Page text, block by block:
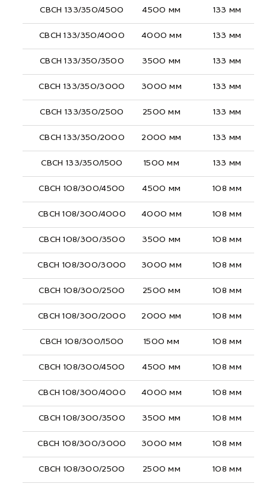
СВСН 133/350/4500 4500 мм 133 мм
СВСН 133/350/4000 4000 мм 133 мм
СВСН 133/350/3500 3500 мм 133 мм
СВСН 133/350/3000 3000 мм 133 мм
СВСН 133/350/2500 2500 мм 133 мм
СВСН 133/350/2000 2000 мм 133 мм
СВСН 133/350/1500 1500 мм 133 мм
СВСН 108/300/4500 4500 мм 108 мм
СВСН 108/300/4000 4000 мм 108 мм
СВСН 108/300/3500 3500 мм 108 мм
СВСН 108/300/3000 3000 мм 108 мм
СВСН 108/300/2500 2500 мм 108 мм
СВСН 108/300/2000 2000 мм 108 мм
СВСН 108/300/1500 1500 мм 108 мм
СВСН 108/300/4500 4500 мм 108 мм
СВСН 108/300/4000 4000 мм 108 мм
СВСН 108/300/3500 3500 мм 108 мм
СВСН 108/300/3000 3000 мм 108 мм
СВСН 108/300/2500 2500 мм 108 мм